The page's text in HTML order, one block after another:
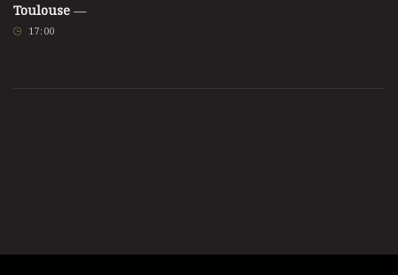
Toulouse —
17: 00